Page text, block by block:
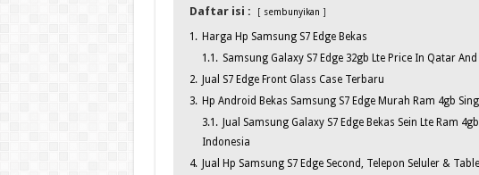
Daftar isi : sembunyikan
1. Harga Hp Samsung S7 Edge Bekas
1.1. Samsung Galaxy S7 Edge 32gb Lte Price In Qatar
2.
Jual S7 Edge Front Glass Case Terbaru
3. Hp Android Bekas Samsung S7 Edge Murah Ram 4gb
3.1.
Jual Samsung Galaxy S7 Edge Bekas Sein Lte Ram
Indonesia
4.
Jual Hp Samsung S7 Edge Second, Telepon Seluler &